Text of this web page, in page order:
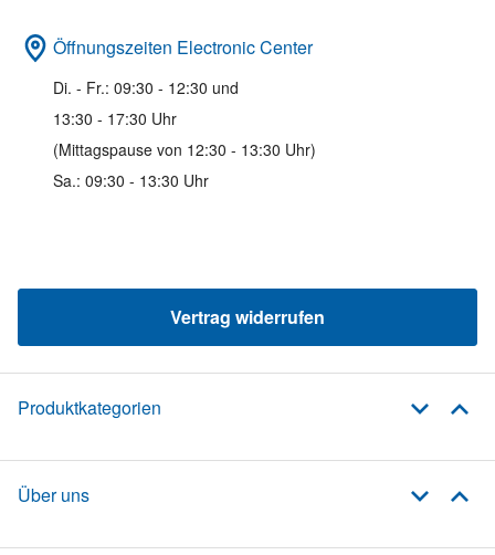
Öffnungszeiten Electronic Center
Di. - Fr.: 09:30 - 12:30 und
13:30 - 17:30 Uhr
(Mittagspause von 12:30 - 13:30 Uhr)
Sa.: 09:30 - 13:30 Uhr
Vertrag widerrufen
Produktkategorien
Über uns